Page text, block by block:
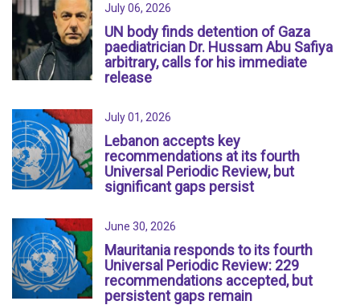
July 06, 2026
UN body finds detention of Gaza
paediatrician Dr. Hussam Abu Safiya
arbitrary, calls for his immediate
release
July 01, 2026
Lebanon accepts key
recommendations at its fourth
Universal Periodic Review, but
significant gaps persist
June 30, 2026
Mauritania responds to its fourth
Universal Periodic Review: 229
recommendations accepted, but
persistent gaps remain